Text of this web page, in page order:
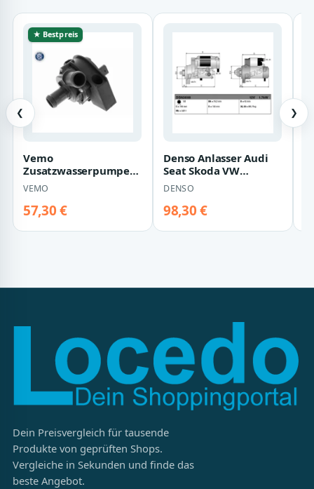
❮
★ Bestpreis
Vemo
Zusatzwasserpumpe
Audi Seat Skoda VW
V10-16-0029
VEMO
57,30 €
Denso Anlasser Audi
Seat Skoda VW
DSN3008
DENSO
98,30 €
❯
Dein Preisvergleich für tausende
Produkte von geprüften Shops.
Vergleiche in Sekunden und finde das
beste Angebot.